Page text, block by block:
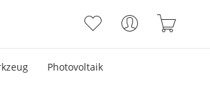
Photovoltaik